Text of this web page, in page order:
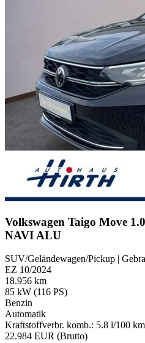
Volkswagen Taigo Move
NAVI ALU
SUV/Geländewagen/Pickup |
EZ 10/2024
18.956 km
85 kW (116 PS)
Benzin
Automatik
Kraftstoffverbr. komb.: 5.8 l/100 km
22.984 EUR (Brutto)